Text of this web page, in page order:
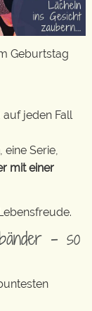
Geburtstag
jeden Fall
, eine Serie,
mit einer
– so